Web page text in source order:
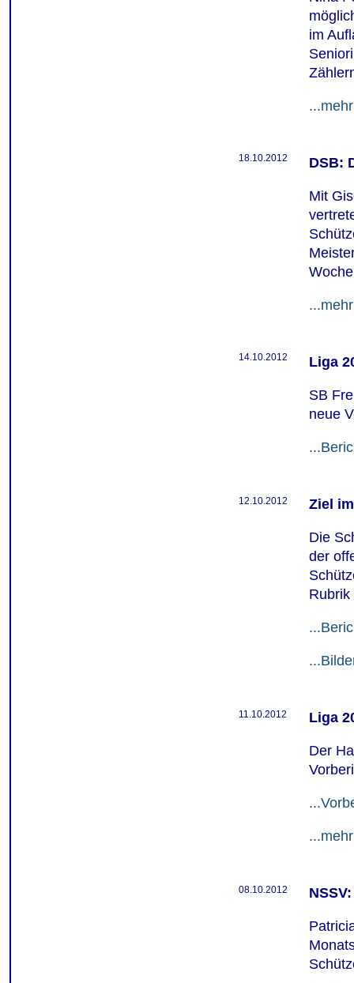
im
...mehr
18.10.2012 DSB:
Mit
...mehr
14.10.2012 Liga
SB
neue
12.10.2012 Ziel
Die
der
Rubrik
11.10.2012 Liga
Der
...mehr
08.10.2012